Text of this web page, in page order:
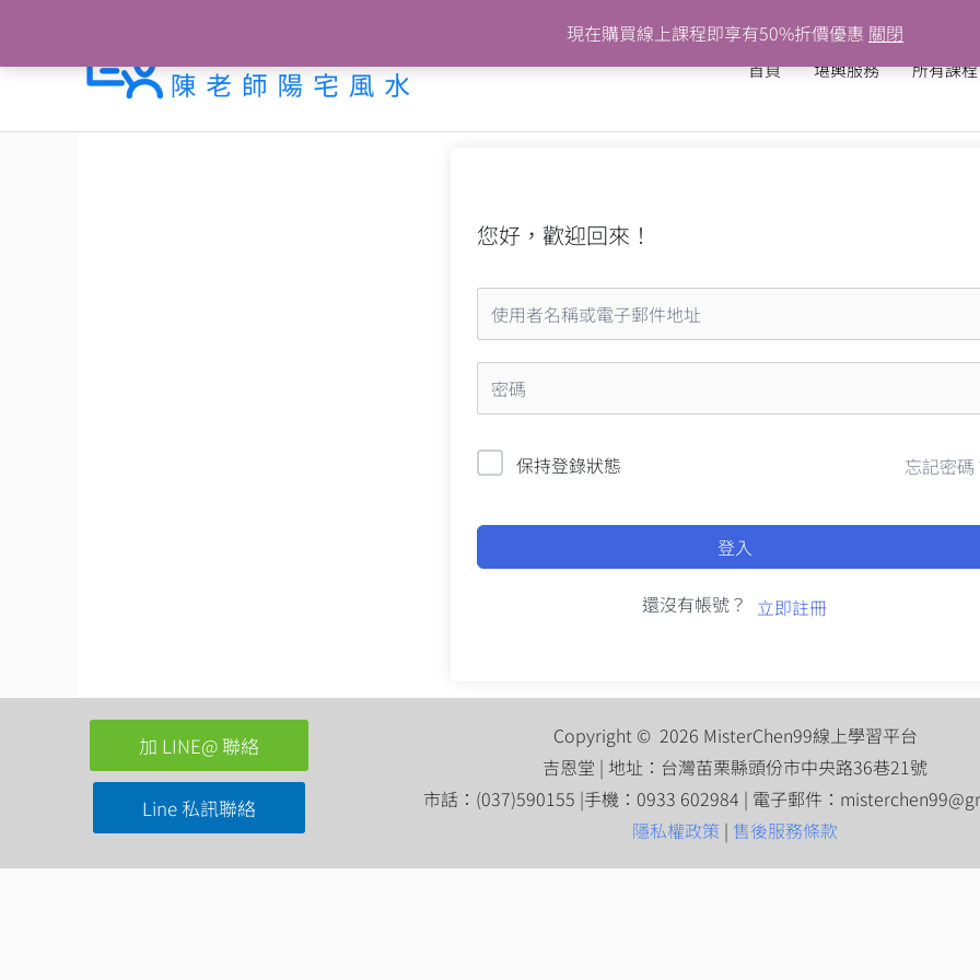
現在購買線上課程即享有50%折價優惠 關閉
內
首頁 堪輿服務 所有課程
您好，歡迎回來！
保持登錄狀態 忘記密碼
登入
還沒有帳號？ 立即註冊
加 LINE@ 聯絡
Line 私訊聯絡
Copyright © 2026 MisterChen99線上學習平台
吉恩堂 | 地址：台灣苗栗縣頭份市中央路36巷21號
市話：(037)590155 |手機：0933 602984 | 電子郵件：
隱私權政策 | 售後服務條款